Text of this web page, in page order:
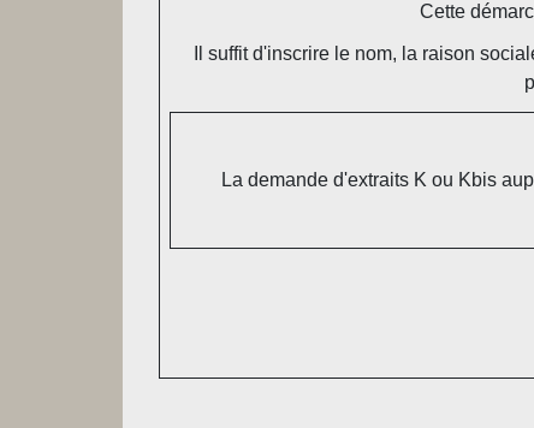
Cette
Il suffit d'inscrire le nom, la raison
La demande d'extraits K ou Kbis